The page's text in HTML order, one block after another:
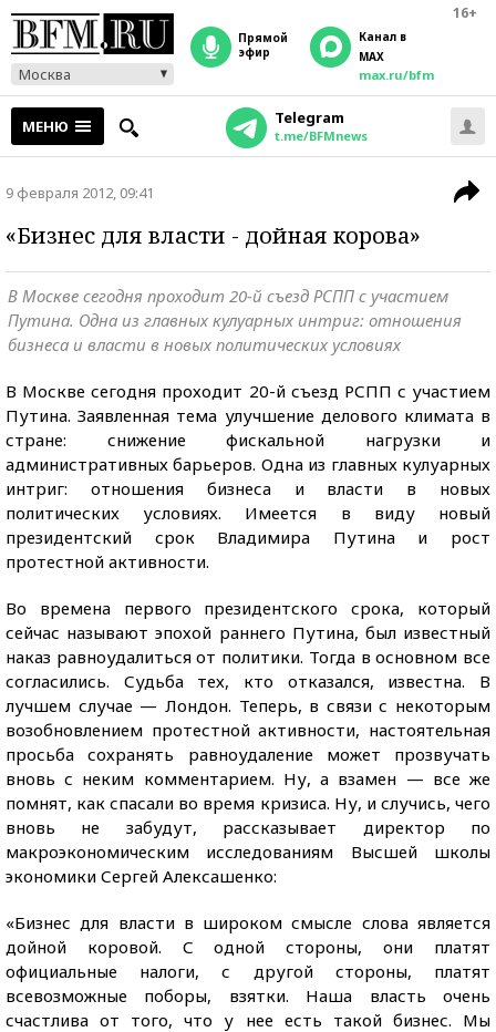
16+
Москва
прямой
эфир
Канал в
MAX
max.ru/bfm
МЕНЮ Telegram
t.me/BFMnews
9 февраля 2012, 09:41
«Бизнес для власти - дойная корова»
В Москве сегодня проходит 20-й съезд РСПП с участием
Путина. Одна из главных кулуарных интриг: отношения
бизнеса и власти в новых политических условиях
В Москве сегодня проходит 20-й съезд РСПП с участием
Путина. Заявленная тема улучшение делового климата в
стране: снижение фискальной нагрузки и
административных барьеров. Одна из главных кулуарных
интриг: отношения бизнеса и власти в новых
политических условиях. Имеется в виду новый
президентский срок Владимира Путина и рост
протестной активности.
Во времена первого президентского срока, который
сейчас называют эпохой раннего Путина, был известный
наказ равноудалиться от политики. Тогда в основном все
согласились. Судьба тех, кто отказался, известна. В
лучшем случае — Лондон. Теперь, в связи с некоторым
возобновлением протестной активности, настоятельная
просьба сохранять равноудаление может прозвучать
вновь с неким комментарием. Ну, а взамен — все же
помнят, как спасали во время кризиса. Ну, и случись, чего
вновь не забудут, рассказывает директор по
макроэкономическим исследованиям Высшей школы
экономики Сергей Алексашенко:
«Бизнес для власти в широком смысле слова является
дойной коровой. С одной стороны, они платят
официальные налоги, с другой стороны, платят
всевозможные поборы, взятки. Наша власть очень
счастлива от того, что у нее есть такой бизнес. Мы